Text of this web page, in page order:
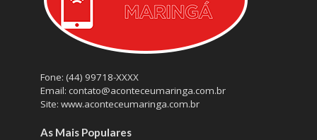
Fone: (44) 99718-XXXX
Email: contato@aconteceumaringa.com.br
Site: www.aconteceumaringa.com.br
As Mais Populares